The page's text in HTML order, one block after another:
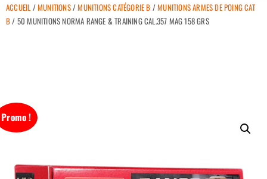
ACCUEIL /MUNITIONS/MUNITIONS CATÉGORIE B /MUNITIONS ARMES DE POING CAT
B/ 50 MUNITIONS NORMA RANGE & TRAINING CAL.357 MAG 158 GRS
Promo !